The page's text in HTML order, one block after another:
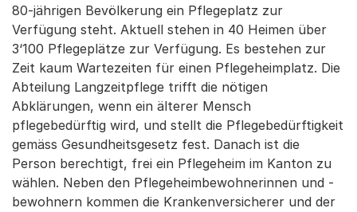
80-jährigen Bevölkerung ein Pflegeplatz zur
Verfügung steht. Aktuell stehen in 40 Heimen über
3‘100 Pflegeplätze zur Verfügung. Es bestehen zur
Zeit kaum Wartezeiten für einen Pflegeheimplatz. Die
Abteilung Langzeitpflege trifft die nötigen
Abklärungen, wenn ein älterer Mensch
pflegebedürftig wird, und stellt die Pflegebedürftigkeit
gemäss Gesundheitsgesetz fest. Danach ist die
Person berechtigt, frei ein Pflegeheim im Kanton zu
wählen. Neben den Pflegeheimbewohnerinnen und -
bewohnern kommen die Krankenversicherer und der